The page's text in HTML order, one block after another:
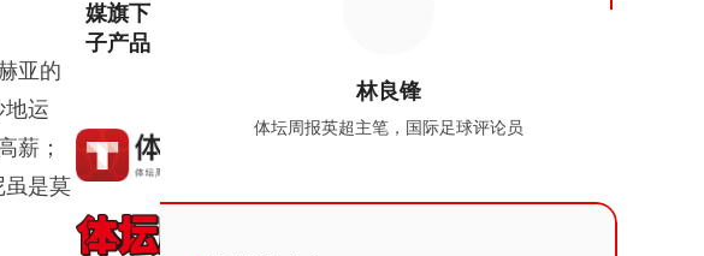
亚的
地运
薪；
虽是莫
林良锋
体坛周报英超主笔，国际足球评论员
媒旗下
子产品